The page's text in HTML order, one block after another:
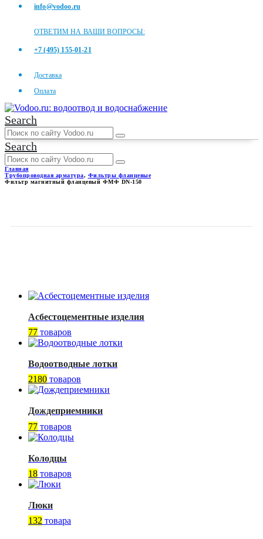
info@vodoo.ru
ОТВЕТИМ НА ВАШИ ВОПРОСЫ:
+7 (495) 155-01-21
Доставка
Оплата
Search
Search
Главная
Трубопроводная арматура, Фильтры фланцевые
Фильтр магнитный фланцевый ФМФ DN-150
Асбестоцементные изделия
77 товаров
Водоотводные лотки
2180 товаров
Дождеприемники
77 товаров
Колодцы
18 товаров
Люки
132 товара